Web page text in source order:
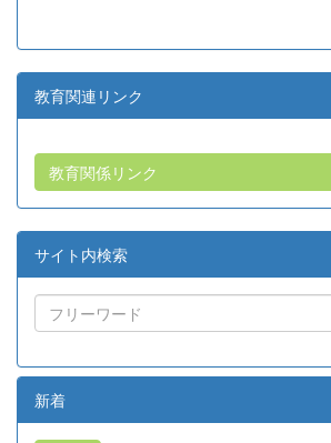
教育関連リンク
教育関係リンク
サイト内検索
新着